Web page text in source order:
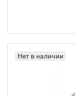
Нет в наличии